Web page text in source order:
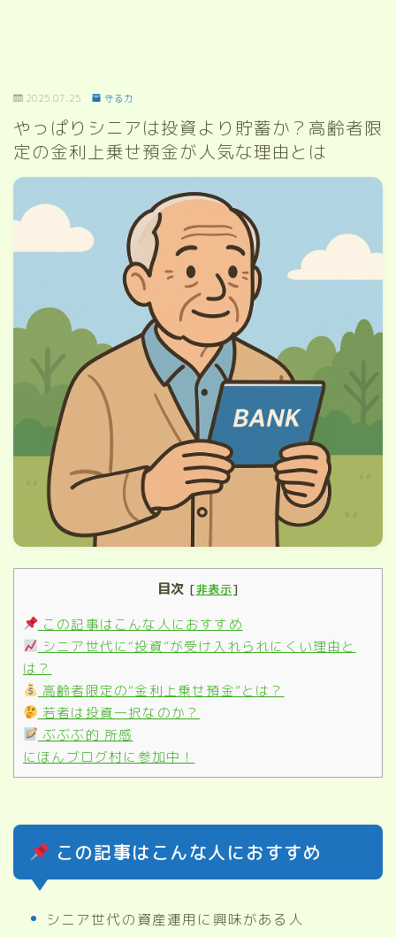
2025.07.25 守る力
やっぱりシニアは投資より貯蓄か？高齢者限
定の金利上乗せ預金が人気な理由とは
目次 [非表示]
この記事はこんな人におすすめ
シニア世代に“投資”が受け入れられにくい理由と
は？
高齢者限定の“金利上乗せ預金”とは？
若者は投資一択なのか？
ぶぶぶ的 所感
にほんブログ村に参加中！
この記事はこんな人におすすめ
シニア世代の資産運用に興味がある人